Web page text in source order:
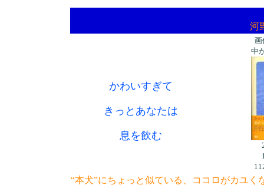
河
かわいすぎて
きっとあなたは
息を飲む
画
中
“本犬”にちょっと似ている、ココロがカユく